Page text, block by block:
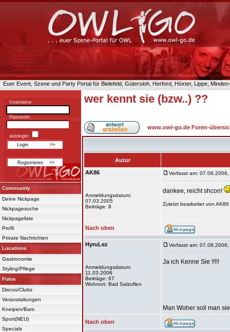
Euer Event, Szene und Party Portal für Bielefeld, Gütersloh, Herford, Höxter, Lippe,
Username:
Passwort:
autologin:
Community
Deine Nickpage
Nickpagesuche
Nickpageliste
Profil
Private Nachrichten
Locations
Gastronomie
Styling/Pflege
Fotos
Discos/Clubs
Veranstaltungen
Kneipen/Bars
Sport(NEU)
Specials
wer kennt sie (bzw..) ??
www.owl-go.de Foren-
Autor
AK86
Anmeldungsdatum:
07.03.2005
Beiträge: 8
Verfasst am:
dankee, reicht shcon!
Zuletzt bearbeitet von
Nach oben
HyruLez
Anmeldungsdatum:
11.03.2006
Beiträge: 67
Wohnort: Bad Salzuflen
Verfasst am:
Ja ich Kenne Sie !!!!!
Man Woher soll man
Nach oben